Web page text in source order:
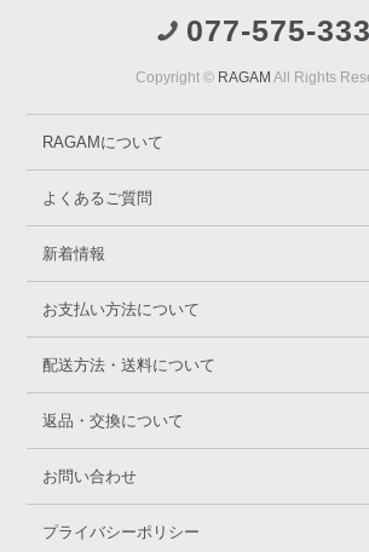
077-575-
Copyright © RAGAM All Rights
RAGAMについて
よくあるご質問
新着情報
お支払い方法について
配送方法・送料について
返品・交換について
お問い合わせ
プライバシーポリシー